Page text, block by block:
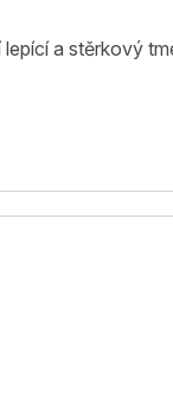
a stěrkový